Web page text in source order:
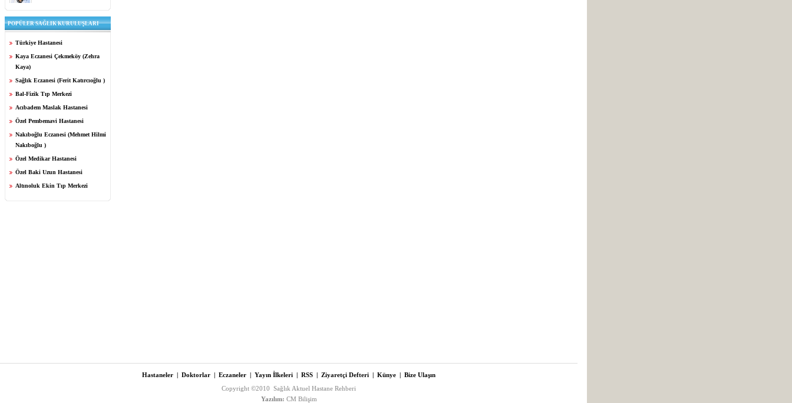
POPÜLER SAĞLIK KURULUŞLARI
Türkiye Hastanesi
Kaya Eczanesi Çekmeköy (Zehra
Kaya)
Sağlık Eczanesi (Ferit Katırcıoğlu )
Bal-Fizik Tıp Merkezi
Acıbadem Maslak Hastanesi
Özel Pembemavi Hastanesi
Nakıboğlu Eczanesi (Mehmet Hilmi
Nakıboğlu )
Özel Medikar Hastanesi
Özel Baki Uzun Hastanesi
Altınoluk Ekin Tıp Merkezi
Hastaneler | Doktorlar | Eczaneler | Yayın İlkeleri | RSS | Ziyaretçi Defteri | Künye | Bize Ulaşın
Copyright ©2010 Sağlık Aktuel Hastane Rehberi
Yazılım: CM Bilişim